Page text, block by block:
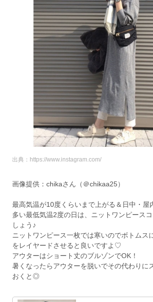
出典：https://www.instagram.com/
画像提供：chikaさん（＠chikaa25）
最高気温が10度くらいまで上がる＆日中・屋
多い最低気温2度の日は、ニットワンピース
しょう♪
ニットワンピース一枚では寒いのでボトムス
をレイヤードさせると良いですよ♡
アウターはショート丈のブルゾンでOK！
暑くなったらアウターを脱いでその代わりに
おくと◎